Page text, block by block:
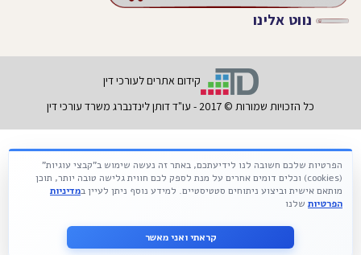
נווט אלינו
קידום אתרים לעורכי דין
כל הזכויות שמורות © 2017 - עו"ד דותן לינדנברג משרד עורכי דין
הפרטיות שלכם חשובה לנו לידיעתכם, באתר זה נעשה שימוש ב"קבצי עוגיות"
(cookies) וכלים דומים אחרים על מנת לספק לכם חווית גלישה טובה יותר, תוכן
מותאם אישית וביצוע ניתוחים סטטיסטיים. למידע נוסף ניתן לעיין במדיניות
הפרטיות שלנו
קראתי ואני מאשר
Français עברית Русский